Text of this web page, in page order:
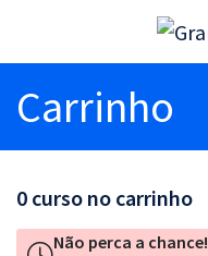
Carrinho
0 curso no carrinho
Não perca a chance!